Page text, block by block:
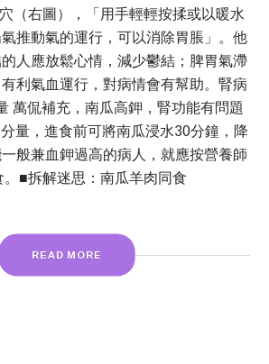
（右圖），「用手輕輕按揉或以暖水
推動氣的運行，可以消除胃脹」。他
人應放鬆心情，減少鬱結；脾胃氣滯
利氣血運行，對病情會有幫助。腎病
萬侃補充，南瓜高鉀，腎功能有問題
量，進食前可將南瓜浸水30分鐘，降
般兼血鉀過高的病人，就應按營養師
。■拆解迷思：南瓜羊肉同食
READ MORE